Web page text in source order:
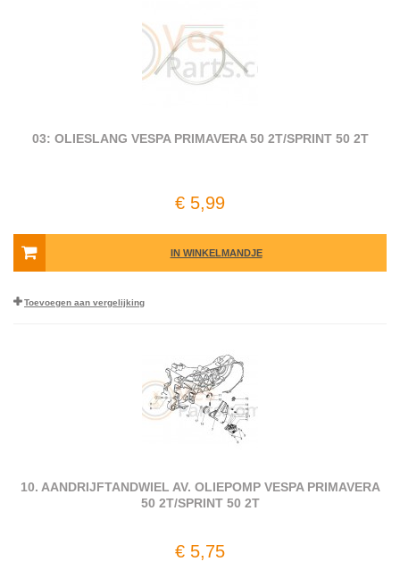
03: OLIESLANG VESPA PRIMAVERA 50 2T/SPRINT 50 2T
€ 5,99
IN WINKELMANDJE
Toevoegen aan vergelijking
10. AANDRIJFTANDWIEL AV. OLIEPOMP VESPA PRIMAVERA
50 2T/SPRINT 50 2T
€ 5,75